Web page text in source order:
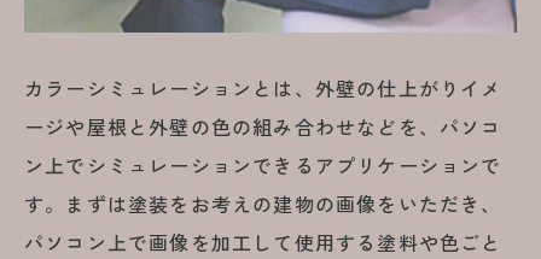
カラーシミュレーションとは、外壁の仕上がりイメ
ージや屋根と外壁の色の組み合わせなどを、パソコ
ン上でシミュレーションできるアプリケーションで
す。まずは塗装をお考えの建物の画像をいただき、
パソコン上で画像を加工して使用する塗料や色ごと